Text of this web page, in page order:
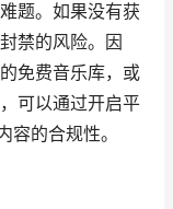
题。如果没有获
禁的风险。因
免费音乐库，或
可以通过开启平
容的合规性。